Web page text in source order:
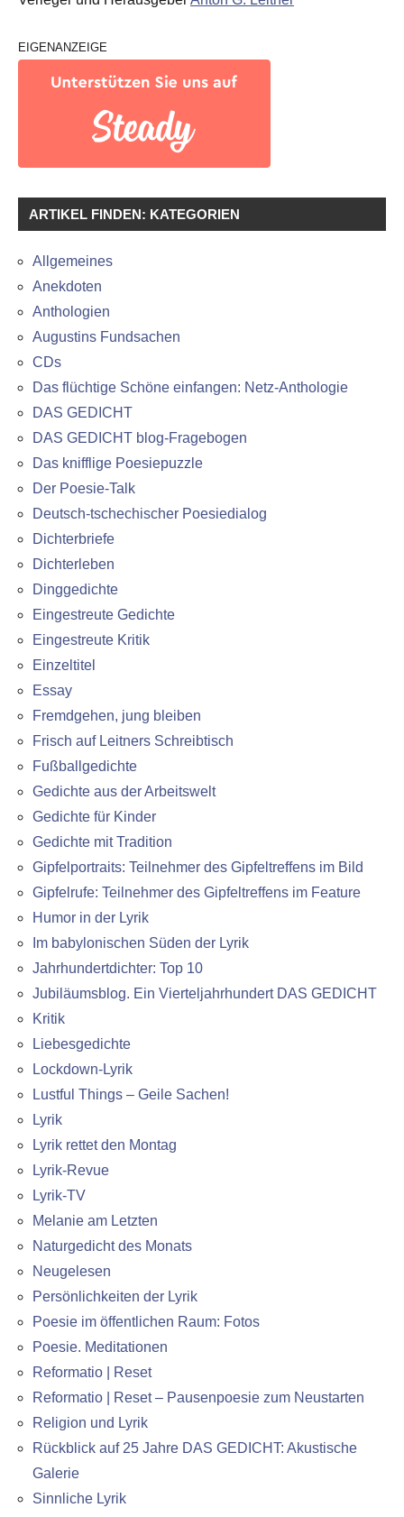
EIGENANZEIGE
ARTIKEL FINDEN: KATEGORIEN
Allgemeines
Anekdoten
Anthologien
Augustins Fundsachen
CDs
Das flüchtige Schöne einfangen: Netz-Anthologie
DAS GEDICHT
DAS GEDICHT blog-Fragebogen
Das knifflige Poesiepuzzle
Der Poesie-Talk
Deutsch-tschechischer Poesiedialog
Dichterbriefe
Dichterleben
Dinggedichte
Eingestreute Gedichte
Eingestreute Kritik
Einzeltitel
Essay
Fremdgehen, jung bleiben
Frisch auf Leitners Schreibtisch
Fußballgedichte
Gedichte aus der Arbeitswelt
Gedichte für Kinder
Gedichte mit Tradition
Gipfelportraits: Teilnehmer des Gipfeltreffens im Bild
Gipfelrufe: Teilnehmer des Gipfeltreffens im Feature
Humor in der Lyrik
Im babylonischen Süden der Lyrik
Jahrhundertdichter: Top 10
Jubiläumsblog. Ein Vierteljahrhundert DAS GEDICHT
Kritik
Liebesgedichte
Lockdown-Lyrik
Lustful Things – Geile Sachen!
Lyrik
Lyrik rettet den Montag
Lyrik-Revue
Lyrik-TV
Melanie am Letzten
Naturgedicht des Monats
Neugelesen
Persönlichkeiten der Lyrik
Poesie im öffentlichen Raum: Fotos
Poesie. Meditationen
Reformatio | Reset
Reformatio | Reset – Pausenpoesie zum Neustarten
Religion und Lyrik
Rückblick auf 25 Jahre DAS GEDICHT: Akustische
Galerie
Sinnliche Lyrik